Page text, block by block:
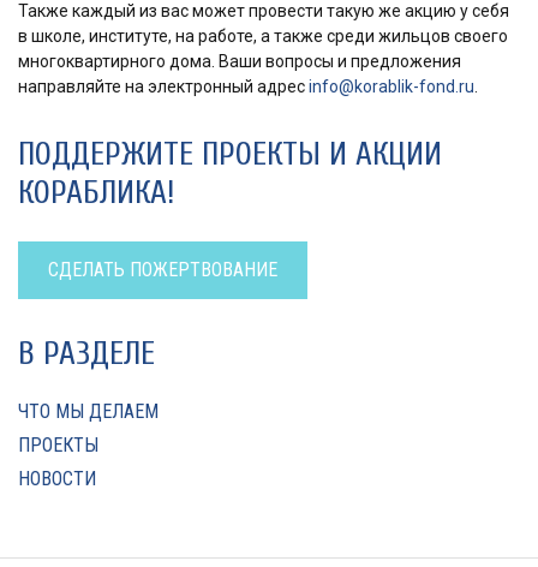
Также каждый из вас может провести такую же акцию у себя
в школе, институте, на работе, а также среди жильцов своего
многоквартирного дома. Ваши вопросы и предложения
направляйте на электронный адресinfo@korablik-fond.ru.
ПОДДЕРЖИТЕ ПРОЕКТЫ И АКЦИИ
КОРАБЛИКА!
СДЕЛАТЬ ПОЖЕРТВОВАНИЕ
В РАЗДЕЛЕ
ЧТО МЫ ДЕЛАЕМ
ПРОЕКТЫ
НОВОСТИ